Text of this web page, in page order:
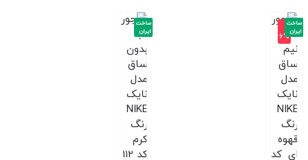
-1
6%
ساخت
ایران
ساخت
ایران